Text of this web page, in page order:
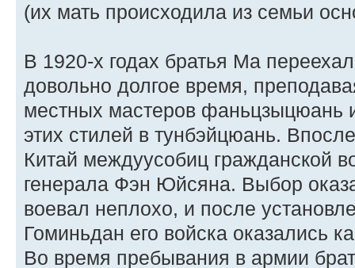
(их мать происходила из семьи
В 1920-х годах братья Ма
довольно долгое время,
местных мастеров фаньцзыцюань
этих стилей в тунбэйцюань.
Китай междуусобиц гражданской
генерала Фэн Юйсяна. Выбор
воевал неплохо, и после
Гоминьдан его войска оказались
Во время пребывания в армии